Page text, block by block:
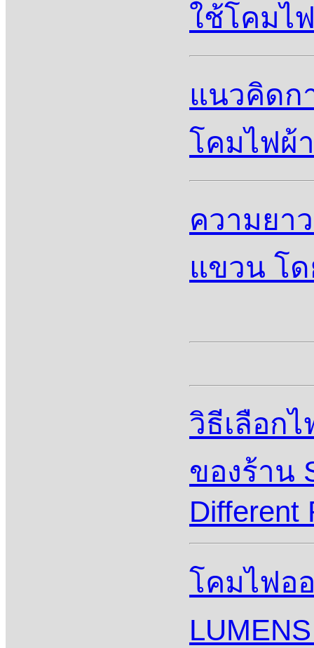
ใช้โคมไ
แนวคิดก
โคมไฟผ้
ความยา
แขวน โ
วิธีเลือก
ของร้าน
Different
โคมไฟอ